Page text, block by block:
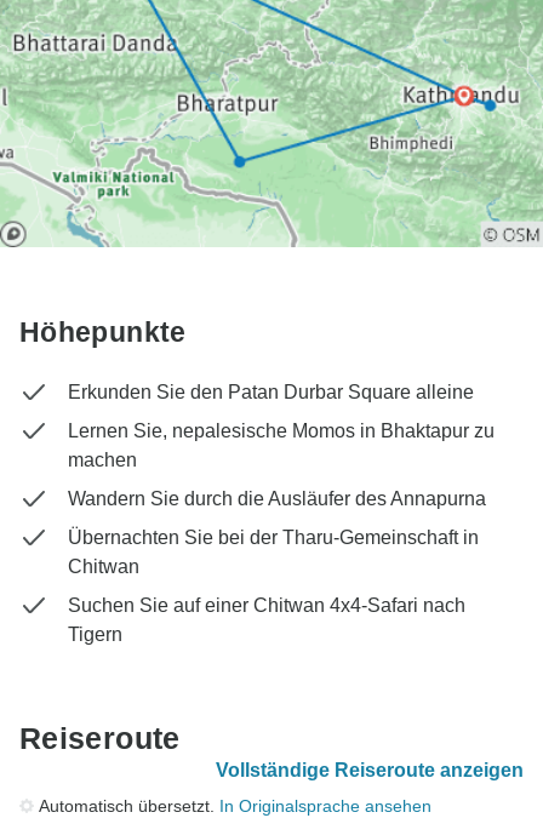
Höhepunkte
Erkunden Sie den Patan Durbar Square alleine
Lernen Sie, nepalesische Momos in Bhaktapur zu
machen
Wandern Sie durch die Ausläufer des Annapurna
Übernachten Sie bei der Tharu-Gemeinschaft in
Chitwan
Suchen Sie auf einer Chitwan 4x4-Safari nach
Tigern
Reiseroute
Vollständige Reiseroute anzeigen
Automatisch übersetzt. In Originalsprache ansehen